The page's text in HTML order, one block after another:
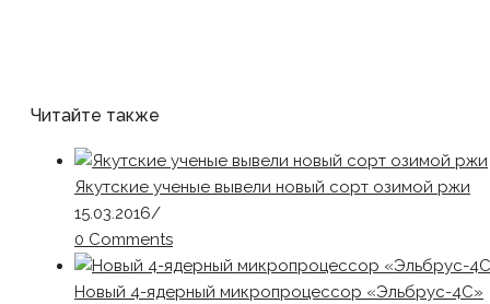
Читайте также
Якутские ученые вывели новый сорт озимой ржи
15.03.2016/
0 Comments
Новый 4-ядерный микропроцессор «Эльбрус-4С»